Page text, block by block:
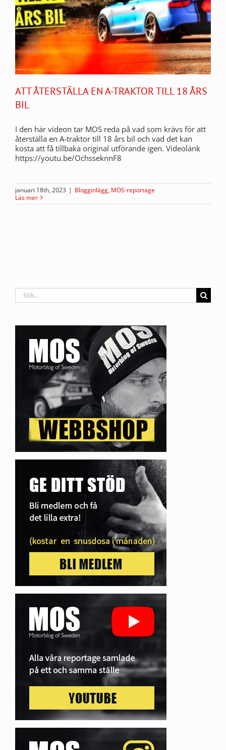
ATT ÅTERSTÄLLA EN A-TRAKTOR TILL 18 ÅRS
BIL
I den här videon tar MOS reda på vad som krävs för att
återställa en A-traktor till 18 års bil och vad det kan
kosta att få tillbaka original utförande igen. Videolänk
https://youtu.be/OchsseknnF8
januari 18th, 2023 | Blogginlägg, MOS-reportage
Läs mer
Sök
efter: